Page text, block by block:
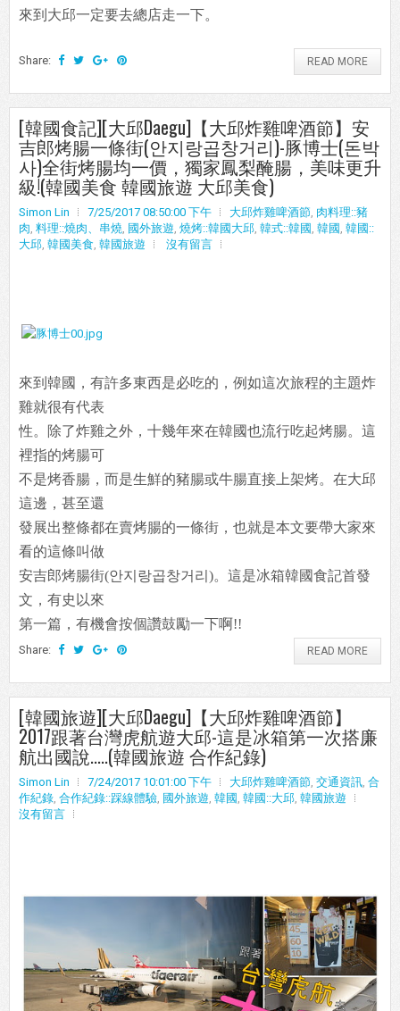
來到大邱一定要去總店走一下。
Share: READ MORE
[韓國食記][大邱Daegu]【大邱炸雞啤酒節】安
吉郎烤腸一條街(안지랑곱창거리)-豚博士(돈박
사)全街烤腸均一價，獨家鳳梨醃腸，美味更升
級!(韓國美食 韓國旅遊 大邱美食)
Simon Lin 7/25/2017 08:50:00 下午 大邱炸雞啤酒節, 肉料理::豬
肉, 料理::燒肉、串燒, 國外旅遊, 燒烤::韓國大邱, 韓式::韓國 , 韓國 , 韓國::
大邱, 韓國美食, 韓國旅遊 沒有留言
來到韓國，有許多東西是必吃的，例如這次旅程的主題炸
雞就很有代表
性。除了炸雞之外，十幾年來在韓國也流行吃起烤腸。這
裡指的烤腸可
不是烤香腸，而是生鮮的豬腸或牛腸直接上架烤。在大邱
這邊，甚至還
發展出整條都在賣烤腸的一條街，也就是本文要帶大家來
看的這條叫做
安吉郎烤腸街(안지랑곱창거리)。這是冰箱韓國食記首發
文，有史以來
第一篇，有機會按個讚鼓勵一下啊!!
Share: READ MORE
[韓國旅遊][大邱Daegu]【大邱炸雞啤酒節】
2017跟著台灣虎航遊大邱-這是冰箱第一次搭廉
航出國說.....(韓國旅遊 合作紀錄)
Simon Lin 7/24/2017 10:01:00 下午 大邱炸雞啤酒節, 交通資訊, 合
作紀錄, 合作紀錄::踩線體驗, 國外旅遊, 韓國 , 韓國::大邱, 韓國旅遊
沒有留言